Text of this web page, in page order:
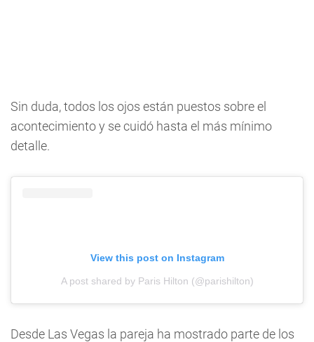
Sin duda, todos los ojos están puestos sobre el
acontecimiento y se cuidó hasta el más mínimo
detalle.
View this post on Instagram
A post shared by Paris Hilton (@parishilton)
Desde Las Vegas la pareja ha mostrado parte de los